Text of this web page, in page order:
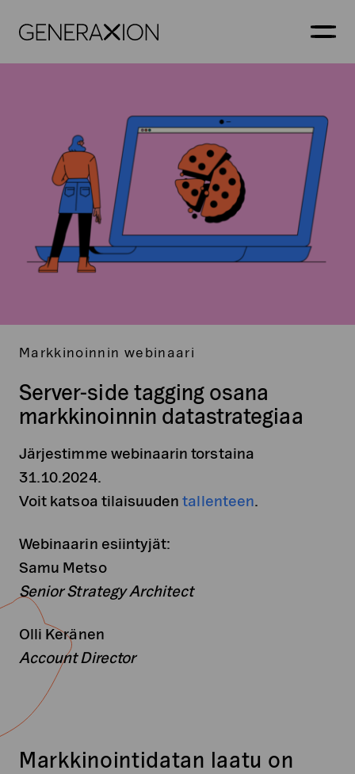
Generaxion
Markkinoinnin webinaari
Server-side tagging osana
markkinoinnin datastrategiaa
Järjestimme webinaarin torstaina
31.10.2024.
Voit katsoa tilaisuudentallenteen.
Webinaarin esiintyjät:
Samu Metso
Senior Strategy Architect
Olli Keränen
Account Director
Markkinointidatan laatu on